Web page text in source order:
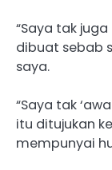
“Saya tak
dibuat sebab
saya.
“Saya tak
itu ditujukan
mempunyai